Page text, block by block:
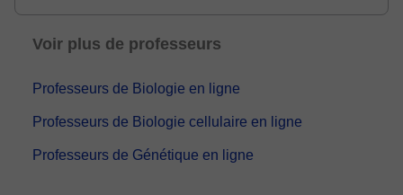
Voir plus de professeurs
Professeurs de Biologie en ligne
Professeurs de Biologie cellulaire en ligne
Professeurs de Génétique en ligne